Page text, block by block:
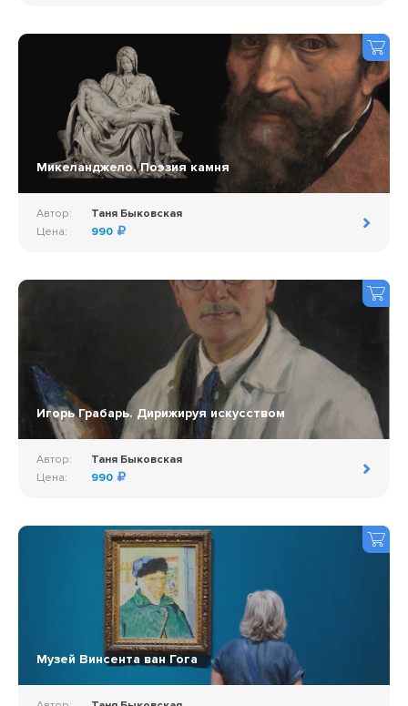
Микеланджело. Поэзия камня
Автор:
Таня Быковская
Цена:
990
Игорь Грабарь. Дирижируя искусством
Автор:
Таня Быковская
Цена:
990
Музей Винсента ван Гога